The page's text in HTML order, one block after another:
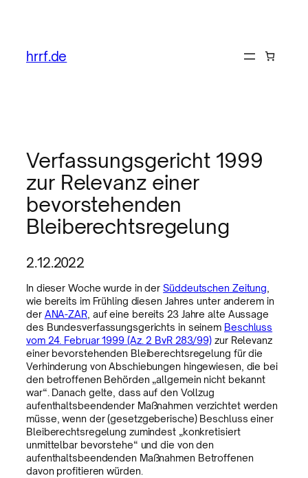
hrrf.de
Verfassungsgericht 1999
zur Relevanz einer
bevorstehenden
Bleiberechtsregelung
2.12.2022
In dieser Woche wurde in derSüddeutschen Zeitung
wie bereits im Frühling diesen Jahres unter anderem in
der ANA-ZAR, auf eine bereits 23 Jahre alte Aussage
des Bundesverfassungsgerichts in seinem Beschluss
vom 24. Februar 1999 (Az. 2 BvR 283/99) zur Relevanz
einer bevorstehenden Bleiberechtsregelung für die
Verhinderung von Abschiebungen hingewiesen, die bei
den betroffenen Behörden „allgemein nicht bekannt
war“. Danach gelte, dass auf den Vollzug
aufenthaltsbeendender Maßnahmen verzichtet werden
müsse, wenn der (gesetzgeberische) Beschluss einer
Bleiberechtsregelung zumindest „konkretisiert
unmittelbar bevorstehe“ und die von den
aufenthaltsbeendenden Maßnahmen Betroffenen
davon profitieren würden.